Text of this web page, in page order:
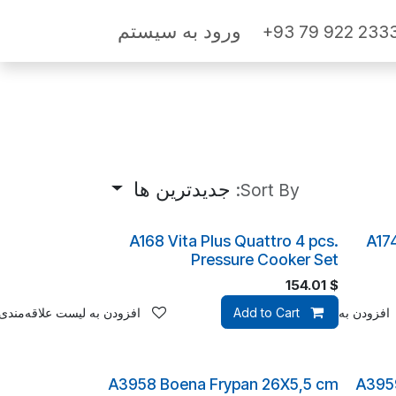
+93 79 922 ورود به سیستم
Sort By: جدیدترین ها
افزودن به لیست علاقه‌مندی‌ها
A168 Vita Plus Quattro 4 pcs.
Pressure Cooker Set
$
154.01
Add to Cart افزودن به لیست
A3958 Boena Frypan 26X5,5 cm